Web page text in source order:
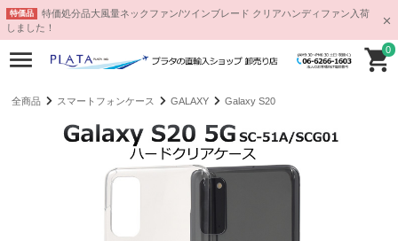
特価品
特価処分品大風量ネックファン/ツインブレード クリアハンディファン入荷
しました！
0
全商品 スマートフォンケース GALAXY Galaxy S20